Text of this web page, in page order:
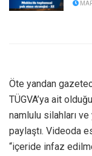
Öte yandan
TÜGVA’ya ait
namlulu silahları ve
paylaştı. Videoda
“içeride infaz